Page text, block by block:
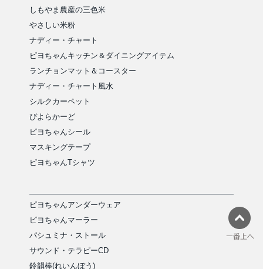
しもやま農産の三色米
やさしい米粉
ナディー・チャート
ピヨちゃんキッチン＆ダイニングアイテム
ランチョンマット＆コースター
ナディー・チャート風水
シルクカーペット
ぴよらかーど
ピヨちゃんシール
マスキングテープ
ピヨちゃんTシャツ
ピヨちゃんアンダーウェア
ピヨちゃんマーラー
パシュミナ・ストール
サウンド・テラピーCD
鈴韻棒(れいんぼう)